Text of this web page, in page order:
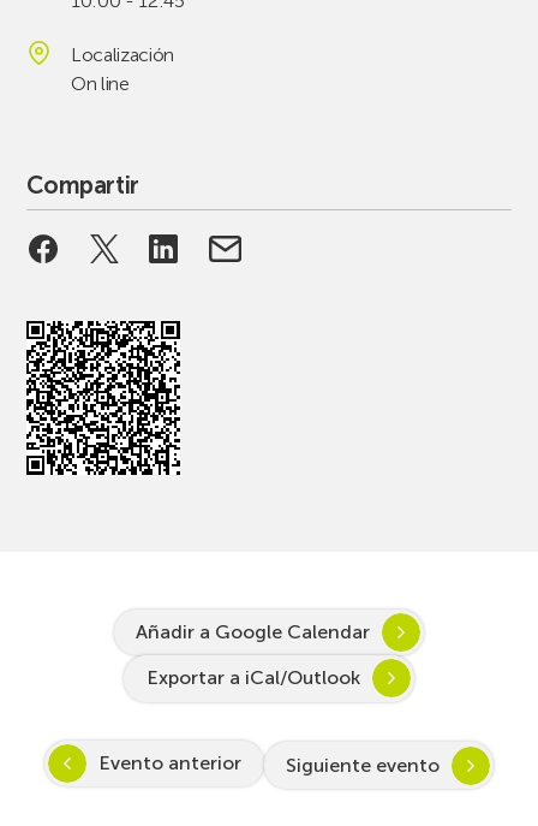
Localización
On line
Compartir
Añadir a Google Calendar
Exportar a iCal/Outlook
Evento anterior Siguiente evento